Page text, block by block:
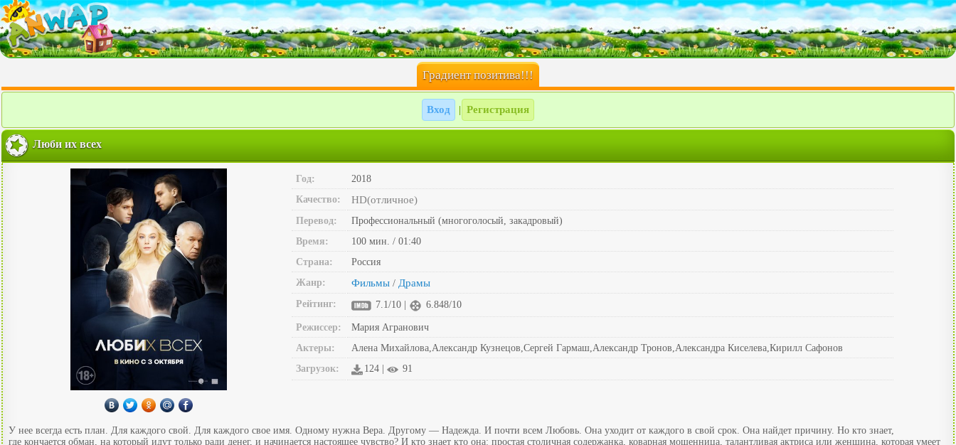
Градиент позитива!!!
Вход Регистрация
Люби их всех
Год:
2018
Качество:
HD(отличное)
Перевод:
Профессиональный (многоголосый, закадровый)
Время:
100 мин. / 01:40
Страна:
Россия
Жанр:
Фильмы / Драмы
Рейтинг: 7.1/10 | 6.848/10
Режиссер:
Мария Агранович
Актеры:
Алена Михайлова,Александр Кузнецов,Сергей Гармаш,Александр Тронов,Александра Киселева,Кирилл Сафонов
Загрузок:
124 | 91
У нее всегда есть план. Для каждого свой. Для каждого свое имя. Одному нужна Вера. Другому — Надежда. И почти всем Любовь. Она уходит от каждого в свой срок. Она найдет причину. Но кто знает,
где кончается обман, на который идут только ради денег, и начинается настоящее чувство? И кто знает кто она: простая столичная содержанка, коварная мошенница, талантливая актриса или женщина, которая умеет